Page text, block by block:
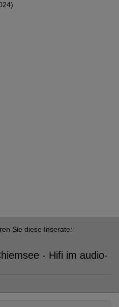
Sie diese Inserate:
- Hifi im audio-